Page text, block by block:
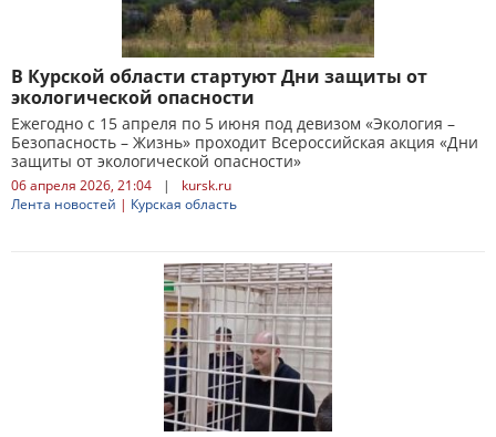
В Курской области стартуют Дни защиты от
экологической опасности
Ежегодно с 15 апреля по 5 июня под девизом «Экология –
Безопасность – Жизнь» проходит Всероссийская акция «Дни
защиты от экологической опасности»
06 апреля 2026, 21:04 |
kursk.ru
Лента новостей | Курская область